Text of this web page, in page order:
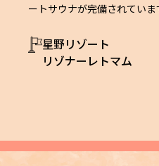
ートサウナが完備されていま
星野リゾート
リゾナーレトマム